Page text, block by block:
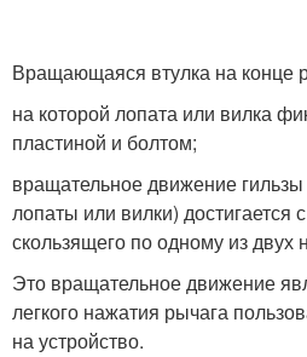
Вращающаяся втулка на конце
на которой лопата или вилка
пластиной и болтом;
вращательное движение
лопаты или вилки) достигается
скользящего по одному из двух
Это вращательное движение
легкого нажатия рычага
на устройство.